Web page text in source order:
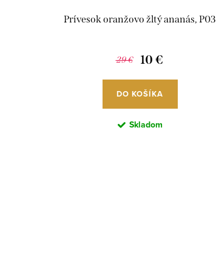
Prívesok oranžovo žltý ananás, P03
29 € 10 €
DO KOŠÍKA
Skladom